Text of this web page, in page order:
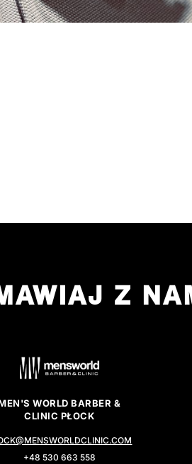
Z
WORLD BARBER &
CLINIC PŁOCK
+48 530 663 558